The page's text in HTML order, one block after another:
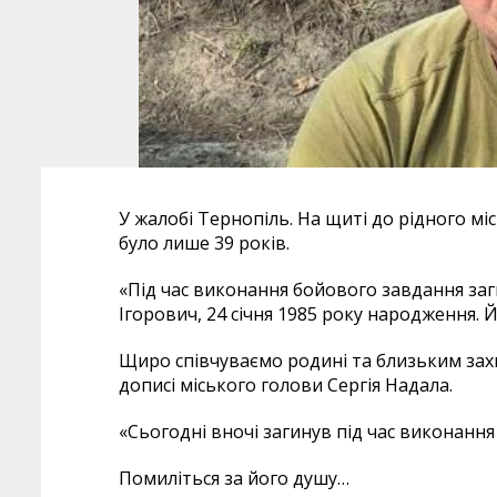
У жалобі Тернопіль. На щиті до рідного
було лише 39 років.
«Під час виконання бойового завдання
Ігорович, 24 січня 1985 року народження.
Щиро співчуваємо родині та близьким
дописі міського голови Сергія Надала.
«Сьогодні вночі загинув під час
Помиліться за його душу…